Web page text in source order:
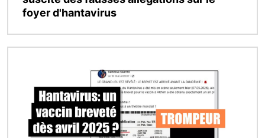
foyer d'hantavirus